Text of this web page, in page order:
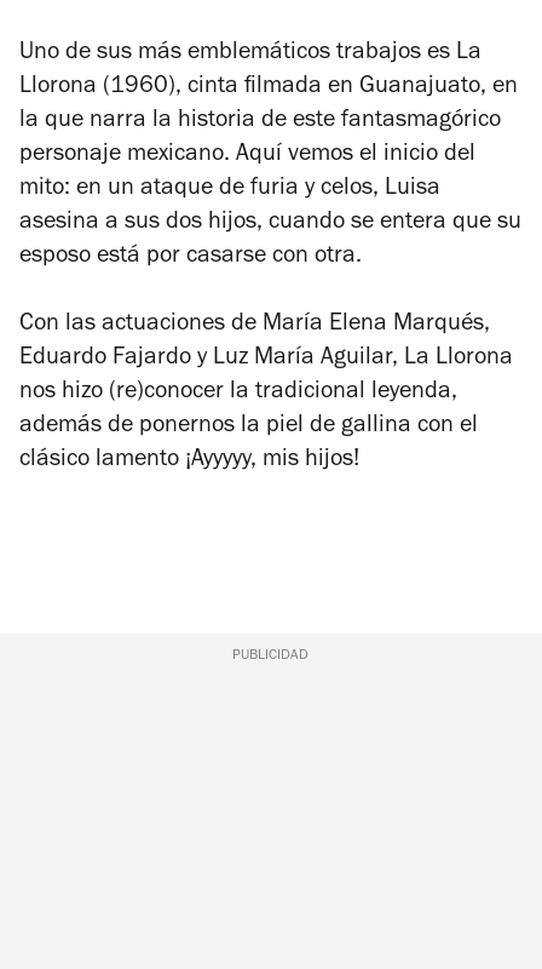
Uno de sus más emblemáticos trabajos es La
Llorona (1960), cinta filmada en Guanajuato, en
la que narra la historia de este fantasmagórico
personaje mexicano. Aquí vemos el inicio del
mito: en un ataque de furia y celos, Luisa
asesina a sus dos hijos, cuando se entera que su
esposo está por casarse con otra.
Con las actuaciones de María Elena Marqués,
Eduardo Fajardo y Luz María Aguilar, La Llorona
nos hizo (re)conocer la tradicional leyenda,
además de ponernos la piel de gallina con el
clásico lamento ¡Ayyyyy, mis hijos!
PUBLICIDAD